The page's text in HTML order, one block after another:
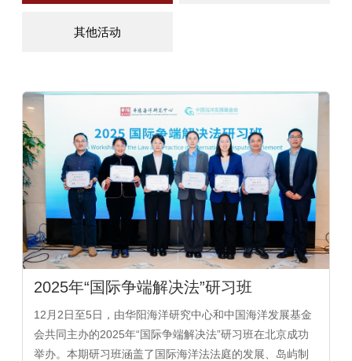
其他活动
2025年“国际争端解决法”研习班
12月2日至5日，由华阳海洋研究中心和中国海洋发展基金
会共同主办的2025年“国际争端解决法”研习班在北京成功
举办。本期研习班涵盖了国际海洋法法庭的发展、岛屿制